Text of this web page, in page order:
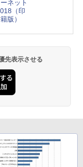
ネット
（印
版）
先表示させる